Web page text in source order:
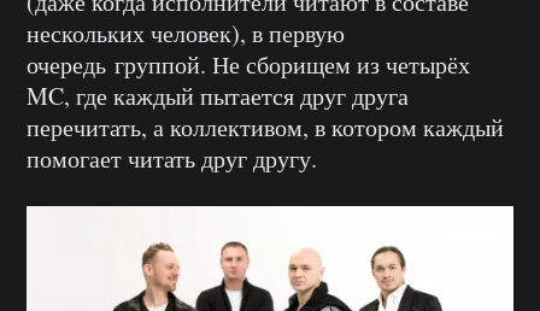
нескольких человек), в первую
очередь группой. Не сборищем из четырёх
MC, где каждый пытается друг друга
перечитать, а коллективом, в котором каждый
помогает читать друг другу.